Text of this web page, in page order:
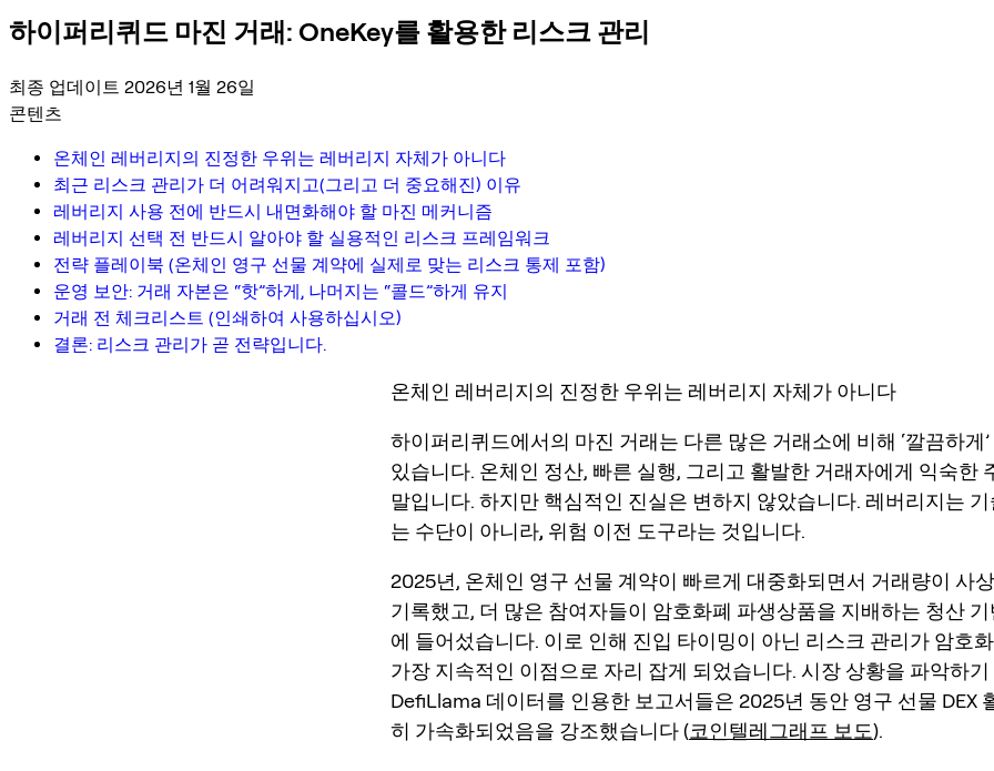
하이퍼리퀴드 마진 거래: OneKey를 활용한 리스크 관리
최종 업데이트 2026년 1월 26일
콘텐츠
온체인 레버리지의 진정한 우위는 레버리지 자체가 아니다
최근 리스크 관리가 더 어려워지고(그리고 더 중요해진) 이유
레버리지 사용 전에 반드시 내면화해야 할 마진 메커니즘
레버리지 선택 전 반드시 알아야 할 실용적인 리스크 프레임워크
전략 플레이북 (온체인 영구 선물 계약에 실제로 맞는 리스크 통제 포함)
운영 보안: 거래 자본은 “핫”하게, 나머지는 “콜드”하게 유지
거래 전 체크리스트 (인쇄하여 사용하십시오)
결론: 리스크 관리가 곧 전략입니다.
온체인 레버리지의 진정한 우위는 레버리지 자체가 아니다
하이퍼리퀴드에서의 마진 거래는 다른 많은 거래소에 비해 ‘깔끔하게
있습니다. 온체인 정산, 빠른 실행, 그리고 활발한 거래자에게 익숙한
말입니다. 하지만 핵심적인 진실은 변하지 않았습니다. 레버리지는
는 수단이 아니라, 위험 이전 도구라는 것입니다.
2025년, 온체인 영구 선물 계약이 빠르게 대중화되면서 거래량이 사
기록했고, 더 많은 참여자들이 암호화폐 파생상품을 지배하는 청산 기
에 들어섰습니다. 이로 인해 진입 타이밍이 아닌 리스크 관리가 암호
가장 지속적인 이점으로 자리 잡게 되었습니다. 시장 상황을 파악하기
DefiLlama 데이터를 인용한 보고서들은 2025년 동안 영구 선물 DEX
히 가속화되었음을 강조했습니다 (코인텔레그래프 보도).